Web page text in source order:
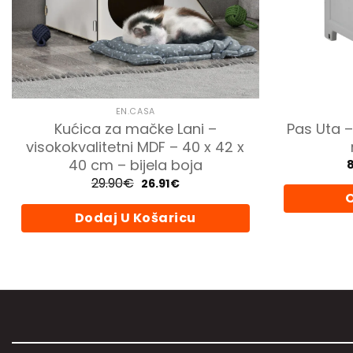
EN.CASA
Kućica za mačke Lani –
visokokvalitetni MDF – 40 x 42 x
40 cm – bijela boja
29.90€ Izvorna
bila
je:
29.90€.
26.91€Trenutna
je:
26.91€.
Dodaj U Košaricu
Pas Uta